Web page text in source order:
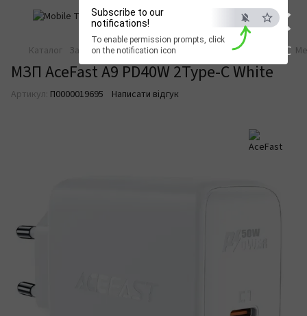
×
ESC
Subscribe to our
notifications!
To enable permission prompts, click
on the notification icon
Каталог Зарядка та живлення Зарядні пристрої Мережеві
МЗП AceFast A9 PD40W 2Type-C White
Артикул: П0000019695 Написати відгук